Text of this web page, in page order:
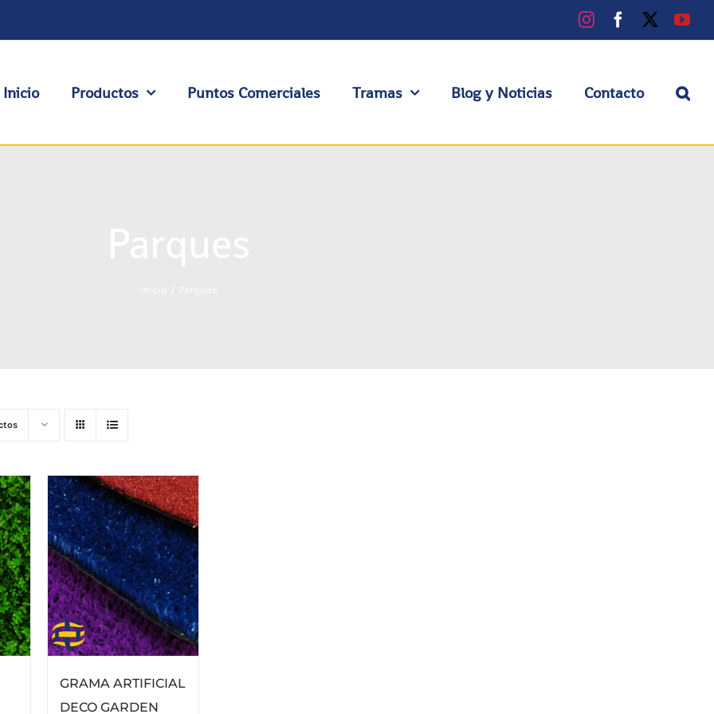
InstagramFacebook
Inicio Productos Puntos Comerciales Tramas Blog y Noticias Contacto
GRAMA ARTIFICIAL
DECO GARDEN